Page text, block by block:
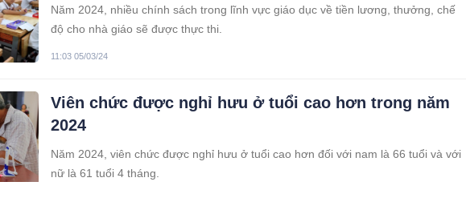
Năm 2024, nhiều chính sách trong lĩnh vực giáo dục về tiền lương, thưởng, chế
độ cho nhà giáo sẽ được thực thi.
11:03 05/03/24
Viên chức được nghỉ hưu ở tuổi cao hơn trong năm
2024
Năm 2024, viên chức được nghỉ hưu ở tuổi cao hơn đối với nam là 66 tuổi và với
nữ là 61 tuổi 4 tháng.